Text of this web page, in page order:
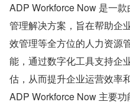
ADP Workforce Now 是一
管理解决方案，旨在帮助企
效管理等全方位的人力资源
能，通过数字化工具支持企
估，从而提升企业运营效率
ADP Workforce Now 主要